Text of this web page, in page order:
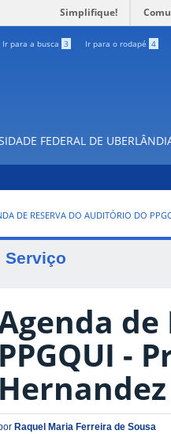
Simplifique!
Ir para a busca 3 Ir para o rodapé 4
FEDERAL DE
DE RESERVA DO AUDITÓRIO DO
Serviço
PPGQUI -
Raquel Maria Ferreira de Sousa